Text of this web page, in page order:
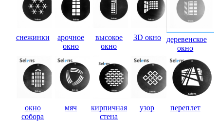
снежинки
арочное
окно
высокое
окно
3D окно
деревенское
окно
окно
собора
мяч
кирпичная
стена
узор переплет